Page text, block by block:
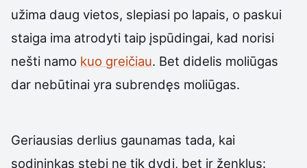
užima daug vietos, slepiasi po lapais, o paskui
staiga ima atrodyti taip įspūdingai, kad norisi
nešti namo kuo greičiau. Bet didelis moliūgas
dar nebūtinai yra subrendęs moliūgas.
Geriausias derlius gaunamas tada, kai
sodininkas stebi ne tik dydį, bet ir ženklus: